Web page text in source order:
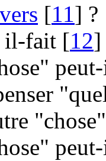
[11 ] ?
il-fait [12]